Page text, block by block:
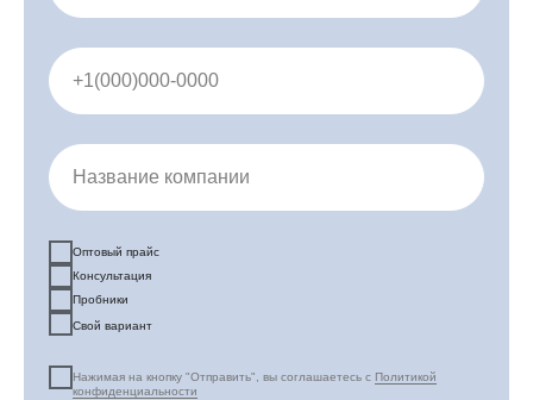
+1(000)000-0000
Название компании
Оптовый прайс
Консультация
Пробники
Свой вариант
Нажимая на кнопку "Отправить", вы соглашаетесь с Политикой
конфиденциальности